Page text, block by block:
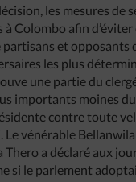
les mesures de
à Colombo afin
et opposants
les plus
une partie du
importants moines
contre toute
Le vénérable Bellanwila
a déclaré aux
si le parlement